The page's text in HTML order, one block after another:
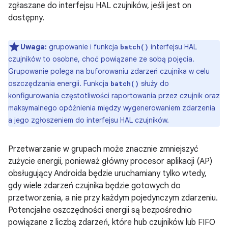
zgłaszane do interfejsu HAL czujników, jeśli jest on
dostępny.
Uwaga: grupowanie i funkcja batch() interfejsu HAL
czujników to osobne, choć powiązane ze sobą pojęcia.
Grupowanie polega na buforowaniu zdarzeń czujnika w celu
oszczędzania energii. Funkcja batch() służy do
konfigurowania częstotliwości raportowania przez czujnik oraz
maksymalnego opóźnienia między wygenerowaniem zdarzenia
a jego zgłoszeniem do interfejsu HAL czujników.
Przetwarzanie w grupach może znacznie zmniejszyć
zużycie energii, ponieważ główny procesor aplikacji (AP)
obsługujący Androida będzie uruchamiany tylko wtedy,
gdy wiele zdarzeń czujnika będzie gotowych do
przetworzenia, a nie przy każdym pojedynczym zdarzeniu.
Potencjalne oszczędności energii są bezpośrednio
powiązane z liczbą zdarzeń, które hub czujników lub FIFO